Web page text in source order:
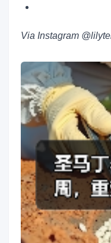
Via Instagram